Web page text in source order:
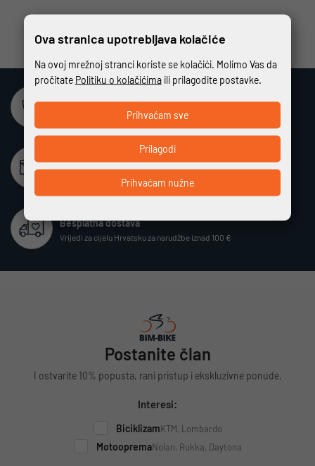
Sigurna online kupovina
Potpuno zaštićeno i sigurno plaćanje
Beskamatno plaćanje
Besplatna dostava
Vrijedi za cijelu Hrvatsku za narudžbe iznad 100 €
Postanite član
I ostvarite 10% popusta, rani pristup i ekskluzivne ponude.
Interesi:
BiciklizamKTM, Lombardo
MotoopremaNolan, Rukka, Daytona
Ova stranica upotrebljava kolačiće
Na ovoj mrežnoj stranci koriste se kolačići. Molimo Vas da
pročitate Politiku o kolačićimaili prilagodite postavke.
Prihvaćam nužne
Prilagodi
Prihvaćam sve